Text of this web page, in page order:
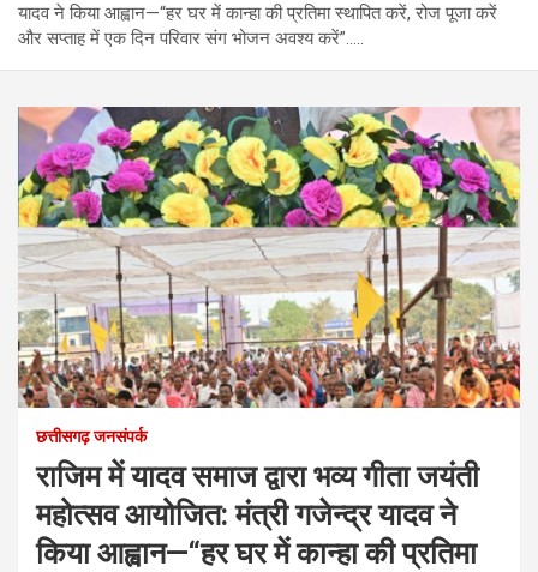
यादव ने किया आह्वान—“हर घर में कान्हा की प्रतिमा स्थापित करें, रोज पूजा करें
और सप्ताह में एक दिन परिवार संग भोजन अवश्य करें”…..
छत्तीसगढ़ जनसंपर्क
राजिम में यादव समाज द्वारा भव्य गीता जयंती
महोत्सव आयोजित: मंत्री गजेन्द्र यादव ने
किया आह्वान—“हर घर में कान्हा की प्रतिमा